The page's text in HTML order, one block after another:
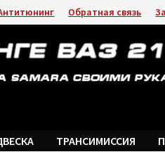
Обратная связь
ТРАНСИМИССИЯ